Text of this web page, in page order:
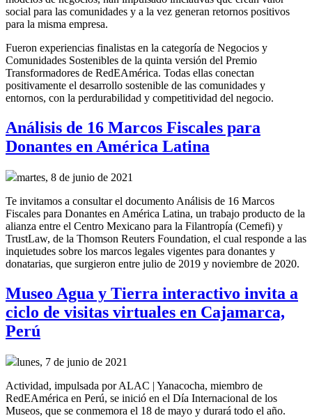
social para las comunidades y a la vez generan retornos positivos
para la misma empresa.
Fueron experiencias finalistas en la categoría de Negocios y
Comunidades Sostenibles de la quinta versión del Premio
Transformadores de RedEAmérica. Todas ellas conectan
positivamente el desarrollo sostenible de las comunidades y
entornos, con la perdurabilidad y competitividad del negocio.
Análisis de 16 Marcos Fiscales para
Donantes en América Latina
martes, 8 de junio de 2021
Te invitamos a consultar el documento Análisis de 16 Marcos
Fiscales para Donantes en América Latina, un trabajo producto de la
alianza entre el Centro Mexicano para la Filantropía (Cemefi) y
TrustLaw, de la Thomson Reuters Foundation, el cual responde a las
inquietudes sobre los marcos legales vigentes para donantes y
donatarias, que surgieron entre julio de 2019 y noviembre de 2020.
Museo Agua y Tierra interactivo invita a
ciclo de visitas virtuales en Cajamarca,
Perú
lunes, 7 de junio de 2021
Actividad, impulsada por ALAC | Yanacocha, miembro de
RedEAmérica en Perú, se inició en el Día Internacional de los
Museos, que se conmemora el 18 de mayo y durará todo el año.